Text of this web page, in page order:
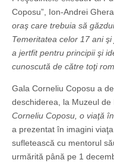
Coposu”, Ion-Andrei
oraş care trebuia să
Temeritatea celor 17 ani
a jertfit pentru principii şi
cunoscută de către toţi
Gala Corneliu Coposu a
deschiderea, la Muzeul
Corneliu Coposu, o viaţă
a prezentat în imagini
sufletească cu mentorul
urmărită până pe 1